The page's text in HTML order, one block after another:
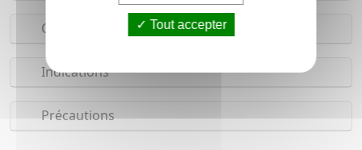
Composition
Indications
Précautions
Tout accepter